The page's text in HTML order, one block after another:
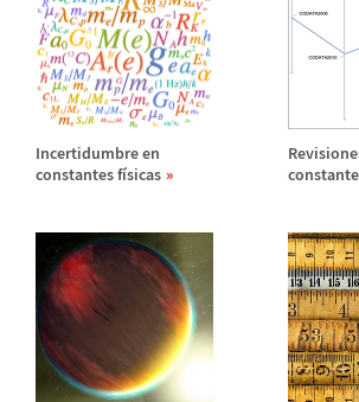
Incertidumbre en
constantes físicas